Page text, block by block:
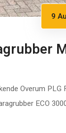
9
Overum PLG
ECO